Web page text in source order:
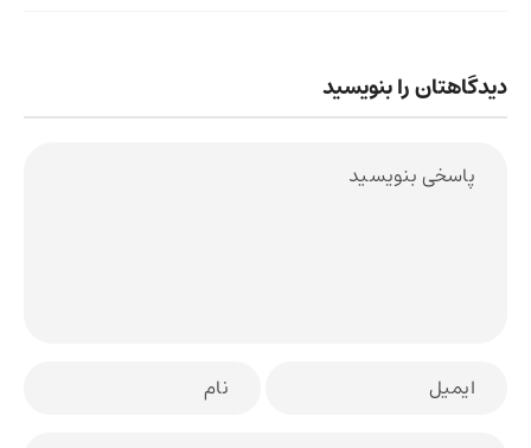
دیدگاهتان را بنویسید